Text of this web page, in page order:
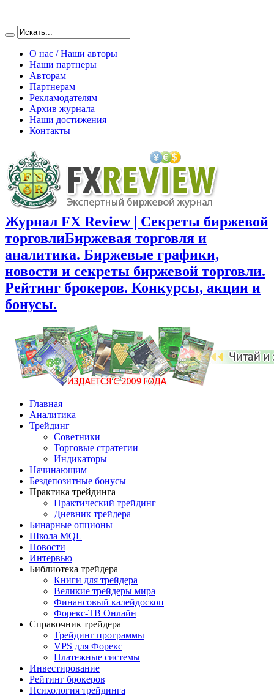
О нас / Наши авторы
Наши партнеры
Авторам
Партнерам
Рекламодателям
Архив журнала
Наши достижения
Контакты
Журнал FX Review | Секреты биржевой
торговлиБиржевая торговля и
аналитика. Биржевые графики,
новости и секреты биржевой торговли.
Рейтинг брокеров. Конкурсы, акции и
бонусы.
Главная
Аналитика
Трейдинг
Советники
Торговые стратегии
Индикаторы
Начинающим
Бездепозитные бонусы
Практика трейдинга
Практический трейдинг
Дневник трейдера
Бинарные опционы
Школа MQL
Новости
Интервью
Библиотека трейдера
Книги для трейдера
Великие трейдеры мира
Финансовый калейдоскоп
Форекс-ТВ Онлайн
Справочник трейдера
Трейдинг программы
VPS для Форекс
Платежные системы
Инвестирование
Рейтинг брокеров
Психология трейдинга